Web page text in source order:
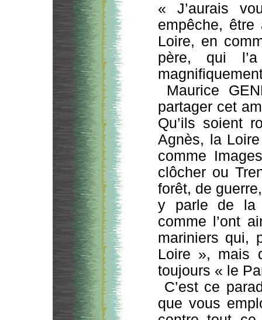
« J’aurais
empêche,
Loire, en
père, qui
Maurice
partager cet
Qu’ils soient
Agnès, la
comme
clôcher ou
forêt, de
y parle de la
comme l’ont
mariniers qui,
Loire », mais
toujours « le
C’est ce
que vous